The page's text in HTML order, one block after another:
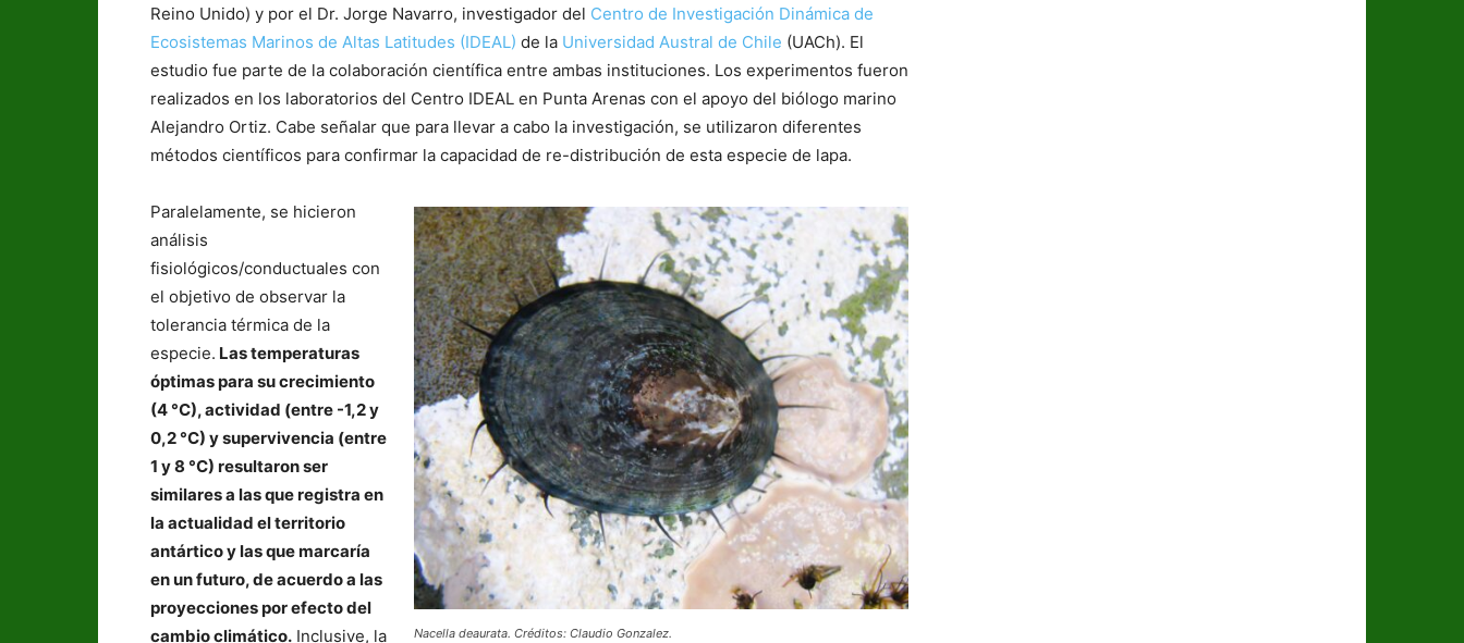
Reino Unido) y por el Dr. Jorge Navarro, investigador del Centro de Investigación Dinámica de
Ecosistemas Marinos de Altas Latitudes (IDEAL) de la Universidad Austral de Chile (UACh). El
estudio fue parte de la colaboración científica entre ambas instituciones. Los experimentos fueron
realizados en los laboratorios del Centro IDEAL en Punta Arenas con el apoyo del biólogo marino
Alejandro Ortiz. Cabe señalar que para llevar a cabo la investigación, se utilizaron diferentes
métodos científicos para confirmar la capacidad de re-distribución de esta especie de lapa.
Nacella deaurata. Créditos: Claudio Gonzalez.
Paralelamente, se hicieron
análisis
fisiológicos/conductuales con
el objetivo de observar la
tolerancia térmica de la
especie. Las temperaturas
óptimas para su crecimiento
(4 °C), actividad (entre -1,2 y
0,2 °C) y supervivencia (entre
1 y 8 °C) resultaron ser
similares a las que registra en
la actualidad el territorio
antártico y las que marcaría
en un futuro, de acuerdo a las
proyecciones por efecto del
cambio climático. Inclusive, la